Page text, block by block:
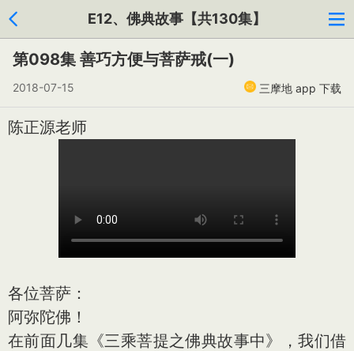
E12、佛典故事【共130集】
第098集 善巧方便与菩萨戒(一)
2018-07-15 三摩地 app 下载
陈正源老师
各位菩萨：
阿弥陀佛！
在前面几集《三乘菩提之佛典故事中》，我们借